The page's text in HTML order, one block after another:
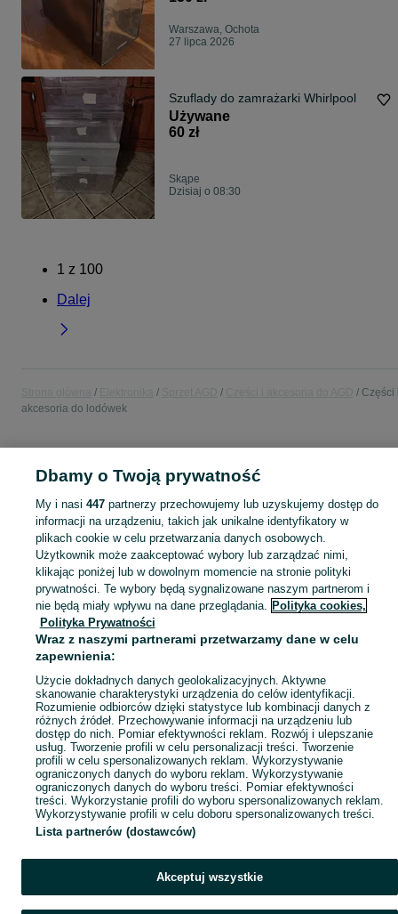
Warszawa, Ochota
27 lipca 2026
Szuflady do zamrażarki Whirlpool
Używane
60 zł
Skąpe
Dzisiaj o 08:30
1 z 100
Dalej
Części
akcesoria do lodówek
KATEGORIA
Sprzedaż części i akcesoriów do lodówek w Polsce ▶️ uszczelki, półki, sprężarki i inne ✅ Nowe i używane w dobrych cenach ✌ Znajdź oferty na OLX.pl!
Mapa kategorii
Mapa miejscowości
Mapa ministron
Popularne wyszukiwania
Dbamy o Twoją prywatność
My i nasi 447partnerzy przechowujemy lub uzyskujemy dostęp do
informacji na urządzeniu, takich jak unikalne identyfikatory w
plikach cookie w celu przetwarzania danych osobowych.
Użytkownik może zaakceptować wybory lub zarządzać nimi,
klikając poniżej lub w dowolnym momencie na stronie polityki
prywatności. Te wybory będą sygnalizowane naszym partnerom i
nie będą miały wpływu na dane przeglądania. Polityka cookies,
Polityka Prywatności
Wraz z naszymi partnerami przetwarzamy dane w celu
zapewnienia:
Użycie dokładnych danych geolokalizacyjnych. Aktywne
skanowanie charakterystyki urządzenia do celów identyfikacji.
Rozumienie odbiorców dzięki statystyce lub kombinacji danych z
różnych źródeł. Przechowywanie informacji na urządzeniu lub
dostęp do nich. Pomiar efektywności reklam. Rozwój i ulepszanie
usług. Tworzenie profili w celu personalizacji treści. Tworzenie
profili w celu spersonalizowanych reklam. Wykorzystywanie
ograniczonych danych do wyboru reklam. Wykorzystywanie
ograniczonych danych do wyboru treści. Pomiar efektywności
treści. Wykorzystanie profili do wyboru spersonalizowanych reklam.
Wykorzystywanie profili w celu doboru spersonalizowanych treści.
Lista partnerów (dostawców)
Akceptuj wszystkie